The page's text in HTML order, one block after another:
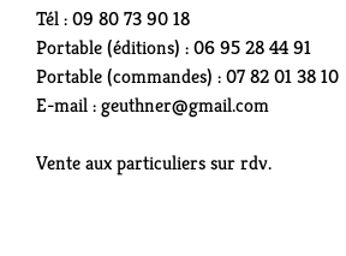
Tél : 09 80 73 90 18
Portable (éditions) : 06 95 28 44 91
Portable (commandes) : 07 82 01 38 10
E-mail : geuthner@gmail.com
Vente aux particuliers sur rdv.